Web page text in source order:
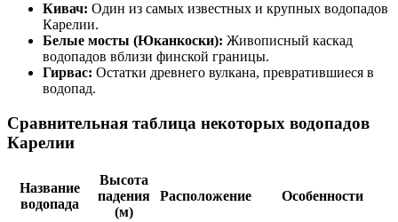
Кивач: Один из самых известных и крупных водопадов
Карелии.
Белые мосты (Юканкоски): Живописный каскад
водопадов вблизи финской границы.
Гирвас: Остатки древнего вулкана, превратившиеся в
водопад.
Сравнительная таблица некоторых водопадов
Карелии
Название
водопада
Высота
падения
(м)
Расположение Особенности